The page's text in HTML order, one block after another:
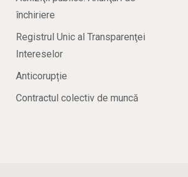
închiriere
Registrul Unic al Transparenţei
Intereselor
Anticorupție
Contractul colectiv de muncă